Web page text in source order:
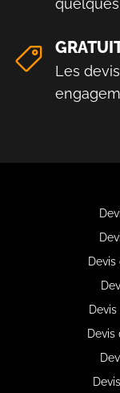
Les